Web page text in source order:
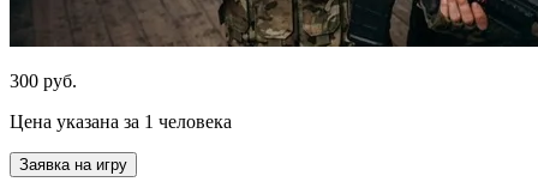
300 руб.
Цена указана за 1 человека
Заявка на игру